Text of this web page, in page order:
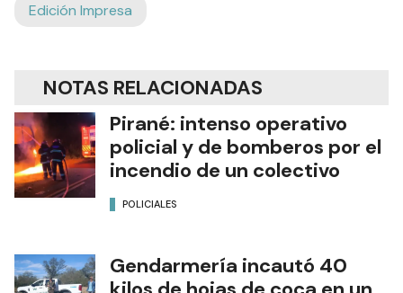
Edición Impresa
NOTAS RELACIONADAS
Pirané: intenso operativo
policial y de bomberos por el
incendio de un colectivo
POLICIALES
Gendarmería incautó 40